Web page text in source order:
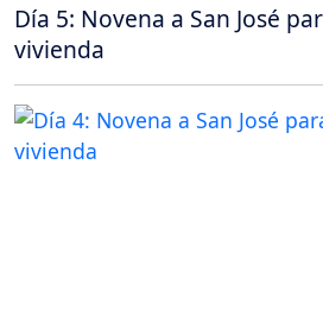
Día 5: Novena a San José
vivienda